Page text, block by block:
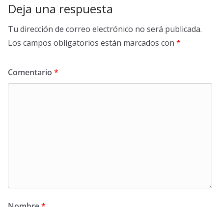
Deja una respuesta
Tu dirección de correo electrónico no será publicada.
Los campos obligatorios están marcados con *
Comentario *